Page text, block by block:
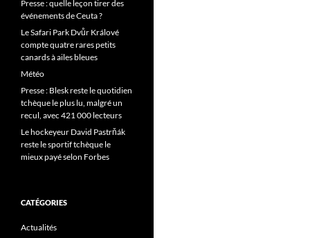
Presse : quelle leçon tirer des
événements de Ceuta ?
Le Safari Park Dvůr Králové
compte quatre rares petits
canards à ailes bleues
Météo
Presse : Blesk reste le quotidien
tchèque le plus lu, malgré un
recul, avec 421 000 lecteurs
Le hockeyeur David Pastrňák
reste le sportif tchèque le
mieux payé selon Forbes
CATÉGORIES
Actualités